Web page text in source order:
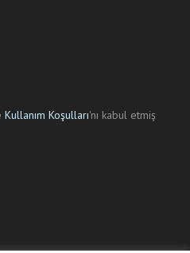
Kullanım Koşulları'nı kabul etmiş